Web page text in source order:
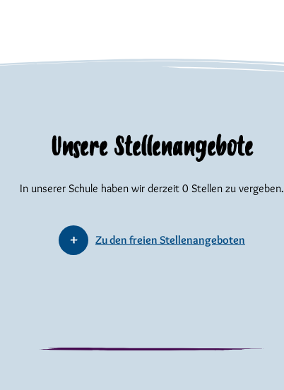
Unsere Stellenangebote
In unserer Schule haben wir derzeit 0 Stellen zu vergeben.
Zu den freien Stellenangeboten